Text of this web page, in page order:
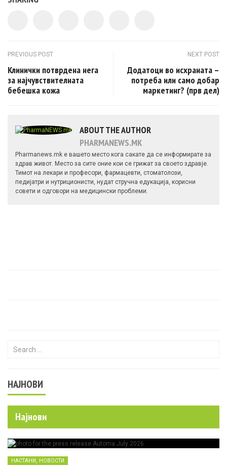
Post navigation
PREVIOUS POST
Клинички потврдена нега
за најчувствителната
бебешка кожа
NEXT POST
Додатоци во исхраната –
потреба или само добар
маркетинг? (прв дел)
ABOUT THE AUTHOR
PHARMANEWS.MK
Pharmanews.mk е вашето место кога сакате да се информирате за
здрав живот. Место за сите оние кои се грижат за своето здравје.
Тимот на лекари и професори, фармацевти, стоматолози,
педијатри и нутриционисти, нудат стручна едукација, корисни
совети и одговори на медицински проблеми.
Search for:
НАЈНОВИ
Најнови
НАСТАНИ, НОВОСТИ